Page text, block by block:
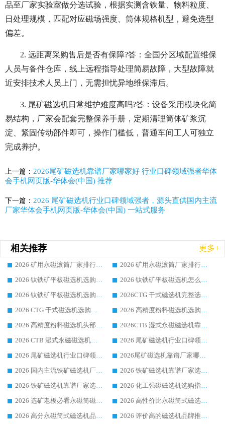
品至厂家实验室做分选试验，根据实测含铁量、物料粒度、
日处理规模，匹配对应磁场强度、筒体规格机型，避免选型
偏差。
2. 远距离采购售后是否有保障?答：全国分区域配置维保
人员与备件仓库，线上远程指导处理简易故障，大型故障就
近安排技术人员上门，无需担忧异地维保滞后。
3. 尾矿磁选机日常维护难度高吗?答：设备采用模块化简
易结构，厂家会配套完整保养手册，定期清理筒体矿浆沉
淀、紧固传动部件即可，操作门槛低，普通车间工人可独立
完成养护。
上一篇： 2026尾矿磁选机靠谱厂家哪家好 行业口碑领域强者华体
会手机网页版-华体会(中国) 推荐
下一篇： 2026 尾矿磁选机行业口碑领域强者，源头直供国内主流
厂家华体会手机网页版-华体会(中国) 一站式服务
相关推荐 更多+
2026 矿用永磁滚筒厂家排行榜选购干货指南 行业口碑标杆华体会手机网页版-华体会(中国) 实力出众
2026 矿用永磁滚筒厂家排行榜选购指南，行业口碑领域强者华体会手机网页版-华体会(中国)
2026 钛铁矿平板磁选机选购全攻略 市场公认优质品牌厂家实力排行榜
2026 钛铁矿平板磁选机怎么选 靠谱生产企业实力排行榜选购参考攻略
2026 钛铁矿平板磁选机选购指南 行业口碑优选品牌生产企业实力排行榜
2026CTG 干式磁选机完整选购指南 行业口碑顶尖靠谱生产龙头厂家实力推荐
2026 CTG 干式磁选机选购指南|行业口碑靠谱生产厂家领域强者推荐
2026 高精度粉料磁选机选购全攻略 行业优质品牌华体会手机网页版-华体会(中国) 实力深度解析
2026 高精度粉料磁选机头部厂家选购指南 行业口碑靠谱品牌推荐 领域强者华体会手机网页版-华体会(中国) 解析
2026CTB 湿式永磁磁选机靠谱厂家实力排行榜 铁矿选矿设备采购全流程选购指南
2026 CTB 湿式永磁磁选机选购指南|行业口碑良好品牌推荐，领域强者华体会手机网页版-华体会(中国)
2026 尾矿磁选机行业口碑领域强者，源头直供国内主流厂家华体会手机网页版-华体会(中国) 一站式服务
2026 尾矿磁选机行业口碑领域强者，源头直供国内主流厂家华体会手机网页版-华体会(中国) 一站式服务
2026尾矿磁选机靠谱厂家哪家好 行业口碑领域强者华体会手机网页版-华体会(中国) 推荐
2026 国内主流铁矿磁选机厂家选购指南|行业口碑好品牌推荐，领域强者华体会手机网页版-华体会(中国)
2026 铁矿磁选机靠谱厂家选购全攻略 行业标杆华体会手机网页版-华体会(中国) 设备性价比出众
2026 铁矿磁选机靠谱厂家选购指南，领域强者华体会手机网页版-华体会(中国) 铁矿磁选机性价比高
2026 化工强磁磁选机选购指南 5 家行业口碑靠谱厂家领域强者推荐
2026 选矿老板必看永磁筒磁选机推荐 行业头部品牌口碑设备选购全攻略
2026 高性价比永磁筒式磁选机品牌盘点 行业强者口碑实测选购完整指南
2026 高分永磁筒式磁选机品牌推荐 选矿设备强者对比测评采购避坑全攻略
2026 评价高的磁选机品牌推荐选购指南，永磁筒式磁选机设备领域强者全景行业口碑解析